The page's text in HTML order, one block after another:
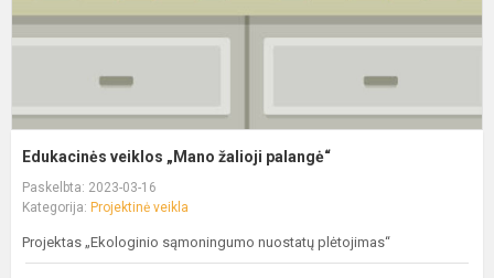
Edukacinės veiklos „Mano žalioji palangė“
Paskelbta: 2023-03-16
Kategorija: Projektinė veikla
Projektas „Ekologinio sąmoningumo nuostatų plėtojimas“